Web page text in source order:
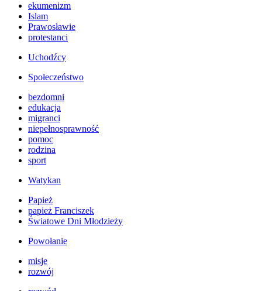
ekumenizm
Islam
Prawosławie
protestanci
Uchodźcy
Społeczeństwo
bezdomni
edukacja
migranci
niepełnosprawność
pomoc
rodzina
sport
Watykan
Papież
papież Franciszek
Światowe Dni Młodzieży
Powołanie
misje
rozwój